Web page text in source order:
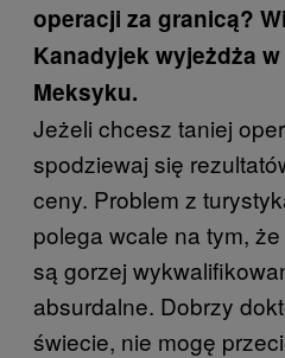
operacji za granicą?
Kanadyjek wyjeżdża
Meksyku.
Jeżeli chcesz taniej
spodziewaj się
ceny. Problem z
polega wcale na tym,
są gorzej
absurdalne. Dobrzy
świecie, nie mogę